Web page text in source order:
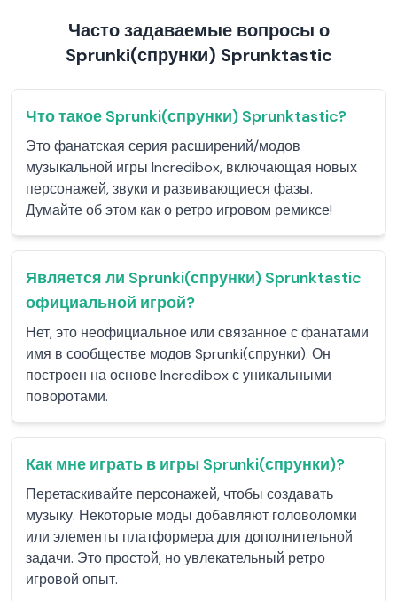
Часто задаваемые вопросы о
Sprunki(спрунки) Sprunktastic
Что такое Sprunki(спрунки) Sprunktastic?
Это фанатская серия расширений/модов
музыкальной игры Incredibox, включающая новых
персонажей, звуки и развивающиеся фазы.
Думайте об этом как о ретро игровом ремиксе!
Является ли Sprunki(спрунки) Sprunktastic
официальной игрой?
Нет, это неофициальное или связанное с фанатами
имя в сообществе модов Sprunki(спрунки). Он
построен на основе Incredibox с уникальными
поворотами.
Как мне играть в игры Sprunki(спрунки)?
Перетаскивайте персонажей, чтобы создавать
музыку. Некоторые моды добавляют головоломки
или элементы платформера для дополнительной
задачи. Это простой, но увлекательный ретро
игровой опыт.